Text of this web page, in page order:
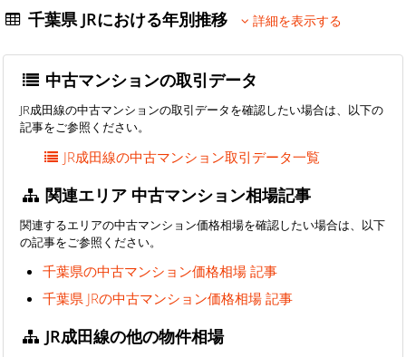
千葉県 JRにおける年別推移 詳細を表示する
中古マンションの取引データ
JR成田線の中古マンションの取引データを確認したい場合は、以下の
記事をご参照ください。
JR成田線の中古マンション取引データ一覧
関連エリア 中古マンション相場記事
関連するエリアの中古マンション価格相場を確認したい場合は、以下
の記事をご参照ください。
千葉県の中古マンション価格相場 記事
千葉県 JRの中古マンション価格相場 記事
JR成田線の他の物件相場